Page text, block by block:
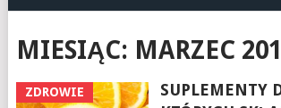
MIESIĄC: MARZEC
ZDROWIE
SUPLEMENTY